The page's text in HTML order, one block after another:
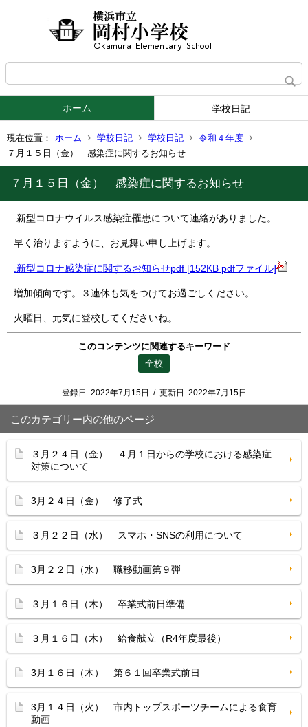
ホーム 学校日記
現在位置： ホーム 学校日記 学校日記
令和４年度
７月１５日（金） 感染症に関するお知らせ
７月１５日（金） 感染症に関するお知らせ
新型コロナウイルス感染症罹患について連絡がありました。
早く治りますように、お見舞い申し上げます。
.新型コロナ感染症に関するお知らせpdf [152KB pdfファイル]
増加傾向です。３連休も気をつけてお過ごしください。
火曜日、元気に登校してくださいね。
このコンテンツに関連するキーワード
全校
登録日: 2022年7月15日 / 更新日: 2022年7月15日
このカテゴリー内の他のページ
３月２４日（金） ４月１日からの学校における感染症
対策について
3月２４日（金） 修了式
３月２２日（水） スマホ・SNSの利用について
3月２２日（水） 職移動画第９弾
３月１６日（木） 卒業式前日準備
３月１６日（木） 給食献立（R4年度最後）
3月１６日（木） 第６１回卒業式前日
3月１４日（火） 市内トップスポーツチームによる食育
動画